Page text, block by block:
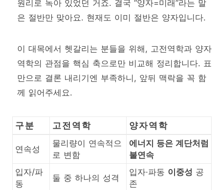
원리로 녹아 있었던 거죠. 결국 “양자=미래”라는 말
은 절반만 맞아요. 현재도 이미 절반은 양자입니다.
이 대목에서 헷갈리는 분들을 위해, 고전역학과 양자
역학의 관점을 핵심 축으로만 비교해 정리합니다. 표
만으로 결론 내리기엔 부족하니, 앞뒤 맥락을 꼭 함
께 읽어주세요.
구분 고전역학 양자역학
연속성
물리량이 연속적으
로 변함
에너지 등은 계단처럼
불연속
입자/파
동
둘 중 하나의 성격
입자·파동 이중성 공
존